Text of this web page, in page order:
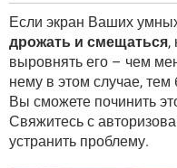
Если экран Ваших
дрожать и смещаться,
выровнять его – чем
нему в этом случае,
Вы сможете починить
Свяжитесь с
устранить проблему.